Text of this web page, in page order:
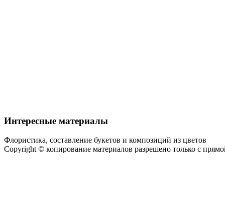
Интересные материалы
Флористика, составление букетов и композиций из цветов
Copyright © копирование материалов разрешено только с